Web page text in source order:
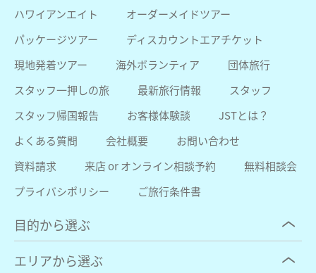
ハワイアンエイト
オーダーメイドツアー
パッケージツアー
ディスカウントエアチケット
現地発着ツアー
海外ボランティア
団体旅行
スタッフ一押しの旅
最新旅行情報
スタッフ
スタッフ帰国報告
お客様体験談
JSTとは？
よくある質問
会社概要
お問い合わせ
資料請求
来店 or オンライン相談予約
無料相談会
プライバシポリシー
ご旅行条件書
目的から選ぶ
エリアから選ぶ